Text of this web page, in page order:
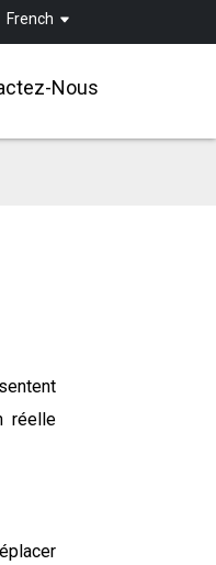
French
Nous
réelle